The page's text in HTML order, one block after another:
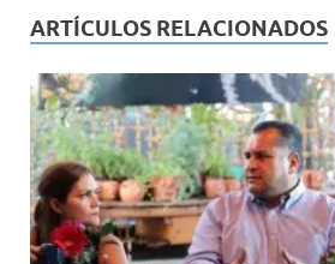
ARTÍCULOS RELACIONADOS